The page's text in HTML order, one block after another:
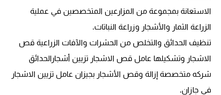
الاستعانة بمجموعة من المزارعين المتخصصين في عملية
الزراعة الثمار والأشجار وزراعة النباتات.
تنظيف الحدائق والتخلص من الحشرات والآفات الزراعية قص
الاشجار وتشكيلها عامل قص الاشجار تزيين أشجارالحدائق
شركه متخصصة إزالة وقص الأشجار بجيزان عامل تزيين الاشجار
في جازان.